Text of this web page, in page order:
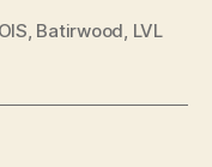
, Batirwood, LVL